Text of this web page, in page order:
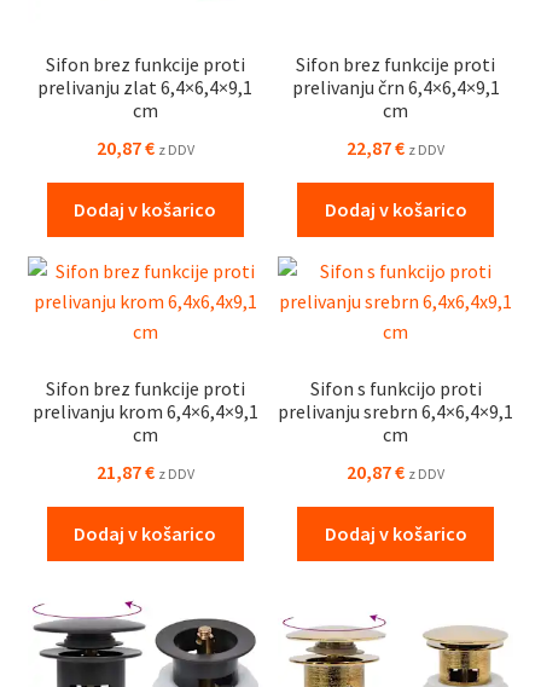
Sifon brez funkcije proti
prelivanju zlat 6,4×6,4×9,1
cm
20,87€ z DDV
Dodaj v košarico
Sifon brez funkcije proti
prelivanju črn 6,4×6,4×9,1
cm
22,87€ z DDV
Dodaj v košarico
Sifon brez funkcije proti
prelivanju krom 6,4×6,4×9,1
cm
21,87€ z DDV
Dodaj v košarico
Sifon s funkcijo proti
prelivanju srebrn 6,4×6,4×9,1
cm
20,87€ z DDV
Dodaj v košarico